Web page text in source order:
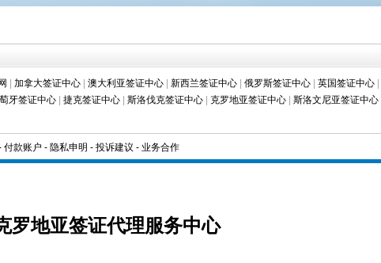
加拿大签证中心 澳大利亚签证中心 新西兰签证中心 俄罗斯签证中心 英国签证中心
牙签证中心 捷克签证中心 斯洛伐克签证中心 克罗地亚签证中心 斯洛文尼亚签证中心
付款账户 - 隐私申明 - 投诉建议 - 业务合作
罗地亚签证代理服务中心